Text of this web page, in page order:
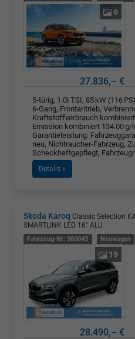
6
27.836,– €
5-türig, 1.0l TSI, 85 kW (116
6-Gang, Frontantrieb,
Kraftstoffverbrauch kombiniert
Emission kombiniert 134.00 g/
Garantieleistung:
neu, Nichtraucher-Fahrzeug,
Scheckheftgepflegt,
Details »
Skoda Karoq Classic Selection
SMARTLINK LED 16" ALU
Fahrzeug-Nr: 380043 Neuwagen
19
28.490,– €